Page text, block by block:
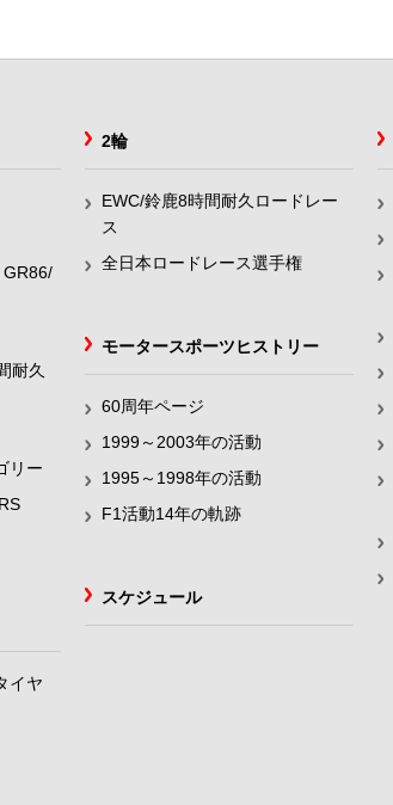
GR86/
耐久
リー
2輪
EWC/鈴鹿8時間耐久ロードレー
ス
全日本ロードレース選手権
モータースポーツヒストリー
60周年ページ
1999～2003年の活動
1995～1998年の活動
F1活動14年の軌跡
スケジュール
イヤ